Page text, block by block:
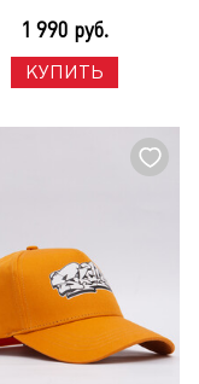
1 990 руб.
КУПИТЬ